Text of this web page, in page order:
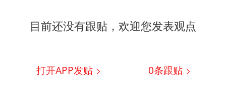
目前还没有跟贴，欢迎您发表观点
打开APP发贴 0条跟贴